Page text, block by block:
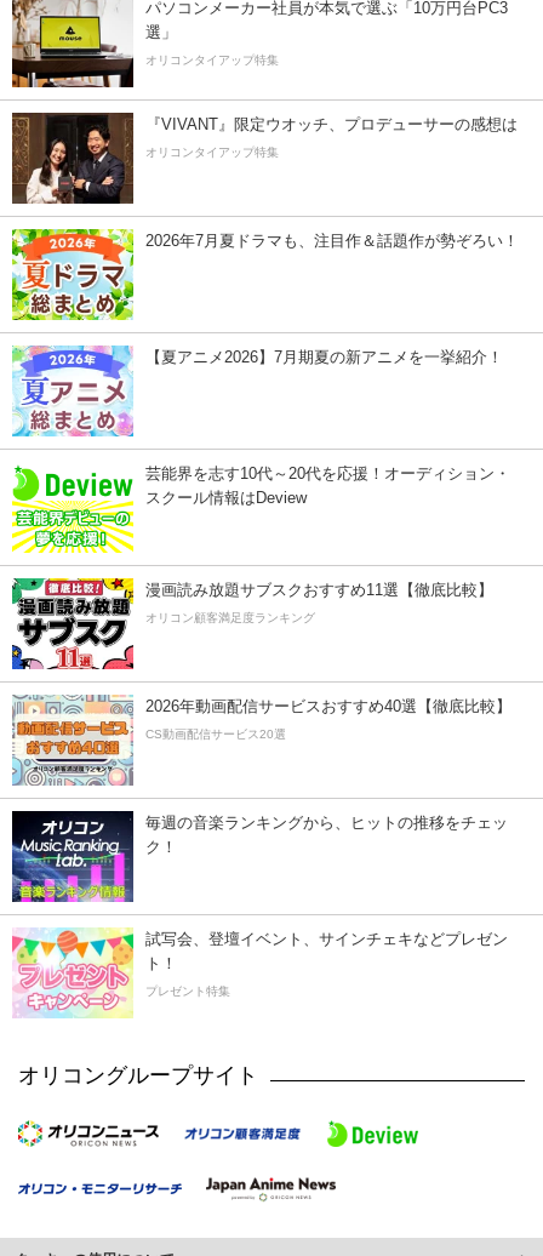
パソコンメーカー社員が本気で選ぶ「10万円台PC3
選」
オリコンタイアップ特集
『VIVANT』限定ウオッチ、プロデューサーの感想は
オリコンタイアップ特集
2026年7月夏ドラマも、注目作＆話題作が勢ぞろい！
【夏アニメ2026】7月期夏の新アニメを一挙紹介！
芸能界を志す10代～20代を応援！オーディション・
スクール情報はDeview
漫画読み放題サブスクおすすめ11選【徹底比較】
オリコン顧客満足度ランキング
2026年動画配信サービスおすすめ40選【徹底比較】
CS動画配信サービス20選
毎週の音楽ランキングから、ヒットの推移をチェッ
ク！
試写会、登壇イベント、サインチェキなどプレゼン
ト！
プレゼント特集
オリコングループサイト